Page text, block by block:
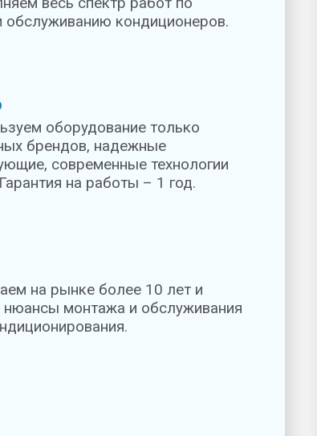
обслуживанию кондиционеров.
оборудование только
брендов, надежные
современные технологии
на работы – 1 год.
на рынке более 10 лет и
нюансы монтажа и обслуживания